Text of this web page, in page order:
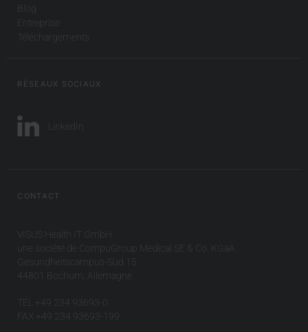
Blog
Entreprise
Téléchargements
RÉSEAUX SOCIAUX
LinkedIn
CONTACT
VISUS Health IT GmbH
une société de CompuGroup Medical SE & Co. KGaA
Gesundheitscampus-Süd 15
44801 Bochum, Allemagne
TÉL +49 234 93693-0
FAX +49 234 93693-199